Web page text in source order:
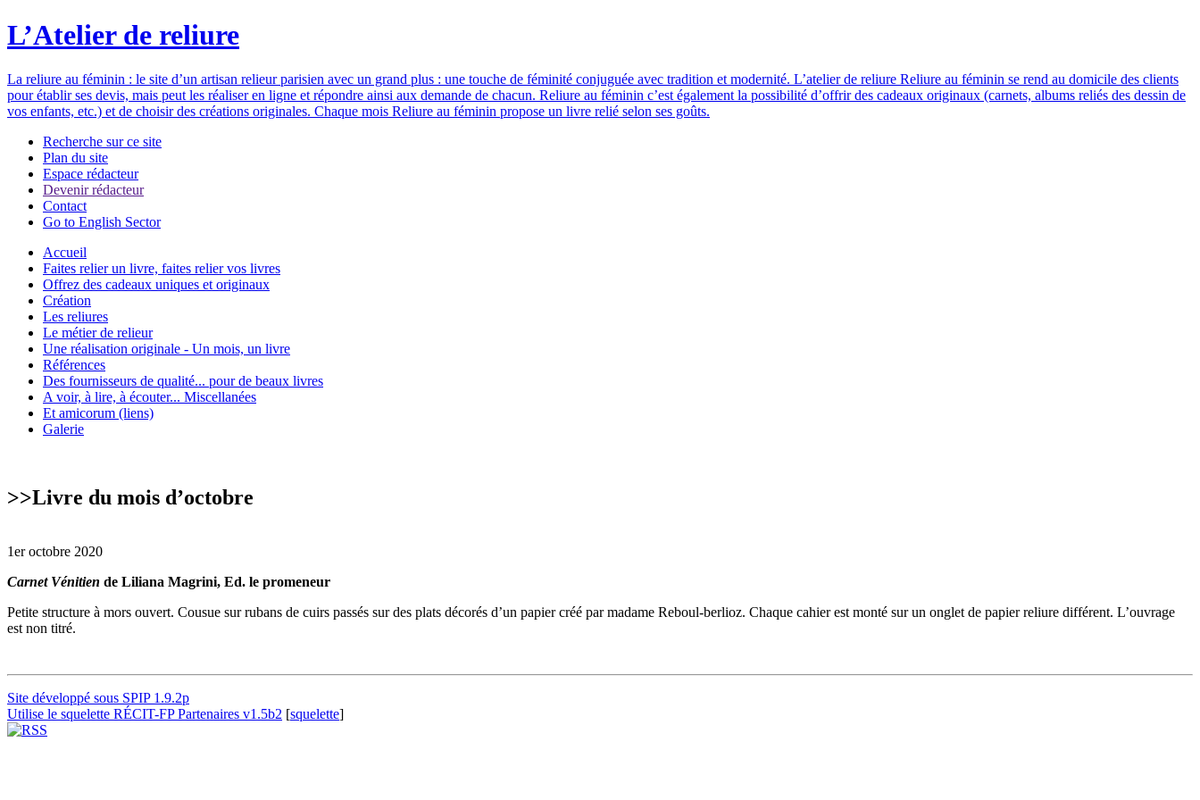
L’Atelier de reliure
La reliure au féminin : le site d’un artisan relieur parisien avec un grand plus : une touche de féminité conjuguée avec tradition et modernité. L’atelier de reliure Reliure au féminin se rend au domicile des clients
pour établir ses devis, mais peut les réaliser en ligne et répondre ainsi aux demande de chacun. Reliure au féminin c’est également la possibilité d’offrir des cadeaux originaux (carnets, albums reliés des dessin de
vos enfants, etc.) et de choisir des créations originales. Chaque mois Reliure au féminin propose un livre relié selon ses goûts.
Recherche sur ce site
Plan du site
Espace rédacteur
Devenir rédacteur
Contact
Go to English Sector
Accueil
Faites relier un livre, faites relier vos livres
Offrez des cadeaux uniques et originaux
Création
Les reliures
Le métier de relieur
Une réalisation originale - Un mois, un livre
Références
Des fournisseurs de qualité... pour de beaux livres
A voir, à lire, à écouter... Miscellanées
Et amicorum (liens)
Galerie
>>Livre du mois d’octobre
1er octobre 2020
Carnet Vénitien de Liliana Magrini, Ed. le promeneur
Petite structure à mors ouvert. Cousue sur rubans de cuirs passés sur des plats décorés d’un papier créé par madame Reboul-berlioz. Chaque cahier est monté sur un onglet de papier reliure différent. L’ouvrage
est non titré.
Site développé sous SPIP 1.9.2p
Utilise le squelette RÉCIT-FP Partenaires v1.5b2 [squelette]